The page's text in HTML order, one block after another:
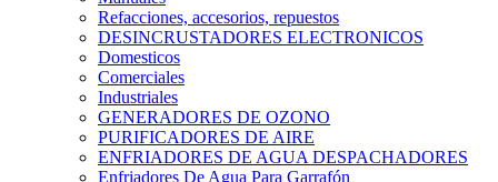
Refacciones, accesorios, repuestos
DESINCRUSTADORES ELECTRONICOS
Domesticos
Comerciales
Industriales
GENERADORES DE OZONO
PURIFICADORES DE AIRE
ENFRIADORES DE AGUA DESPACHADORES
Enfriadores De Agua Para Garrafón